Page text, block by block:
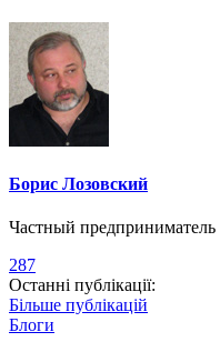
Борис Лозовский
Частный предприниматель
287
Останні публікації:
Більше публікацій
Блоги